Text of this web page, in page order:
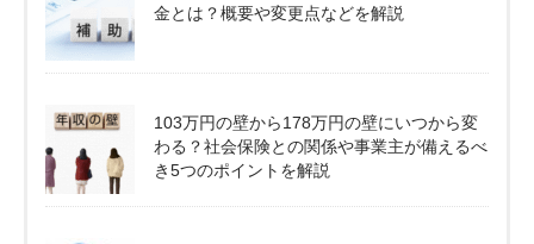
金とは？概要や変更点などを解説
103万円の壁から178万円の壁にいつから変
わる？社会保険との関係や事業主が備えるべ
き5つのポイントを解説